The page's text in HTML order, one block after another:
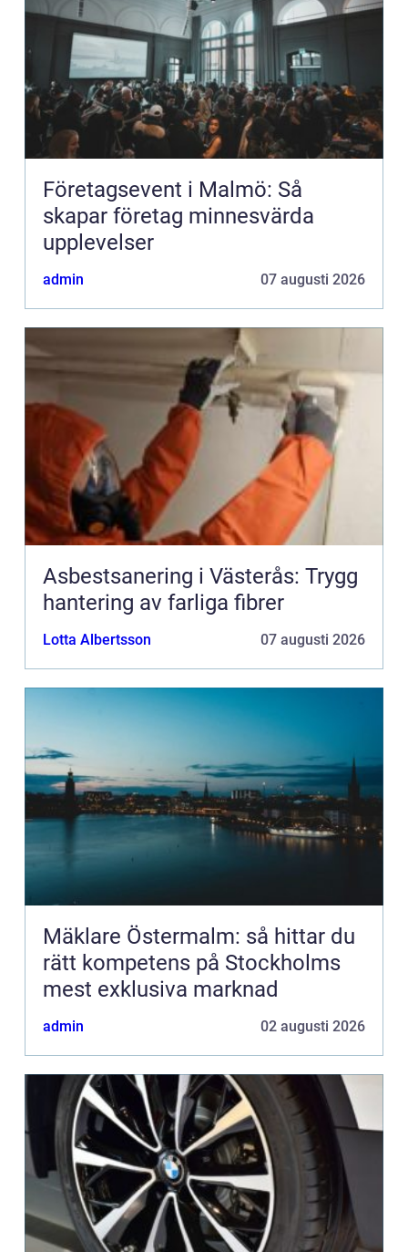
Företagsevent i Malmö: Så
skapar företag minnesvärda
upplevelser
admin 07 augusti 2026
Asbestsanering i Västerås: Trygg
hantering av farliga fibrer
Lotta Albertsson 07 augusti 2026
Mäklare Östermalm: så hittar du
rätt kompetens på Stockholms
mest exklusiva marknad
admin 02 augusti 2026